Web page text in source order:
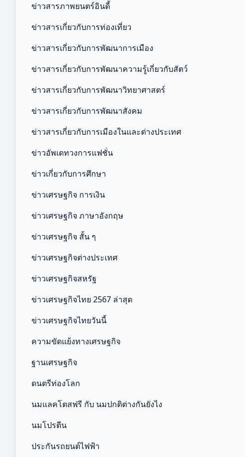
ข่าวสารภาพยนตร์อินดี้
ข่าวสารเกี่ยวกับการท่องเที่ยว
ข่าวสารเกี่ยวกับการพัฒนาการเมือง
ข่าวสารเกี่ยวกับการพัฒนาความรู้เกี่ยวกับสัตว์
ข่าวสารเกี่ยวกับการพัฒนาวิทยาศาสตร์
ข่าวสารเกี่ยวกับการพัฒนาสังคม
ข่าวสารเกี่ยวกับการเมืองในและต่างประเทศ
ข่าวอัพเดทวงการแฟชั่น
ข่าวเกี่ยวกับการศึกษา
ข่าวเศรษฐกิจ การเงิน
ข่าวเศรษฐกิจ ภาษาอังกฤษ
ข่าวเศรษฐกิจ สั้น ๆ
ข่าวเศรษฐกิจต่างประเทศ
ข่าวเศรษฐกิจสหรัฐ
ข่าวเศรษฐกิจไทย 2567 ล่าสุด
ข่าวเศรษฐกิจไทยวันนี้
ความขัดแย้งทางเศรษฐกิจ
ฐานเศรษฐกิจ
ดนตรีท่องโลก
นมแลคโตสฟรี กับ นมปกติต่างกันยังไง
นมโปรตีน
ประกันรถยนต์ไฟฟ้า